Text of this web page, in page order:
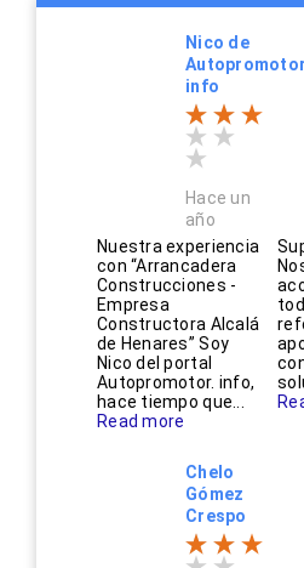
Nico de
Autopromotor
info
Hace un
año
Nuestra experiencia
con “Arrancadera
Construcciones -
Empresa
Constructora Alcalá
de Henares” Soy
Nico del portal
Autopromotor. info,
hace tiempo que...
Read more
Chelo
Gómez
Crespo